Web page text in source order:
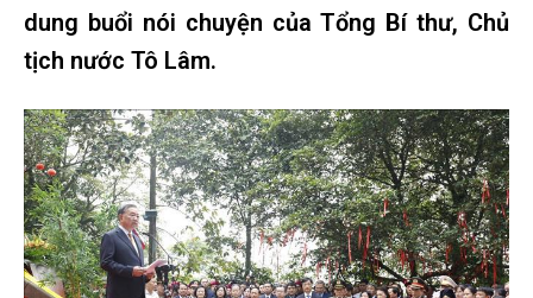
dung buổi nói chuyện của Tổng Bí thư, Chủ
tịch nước Tô Lâm.